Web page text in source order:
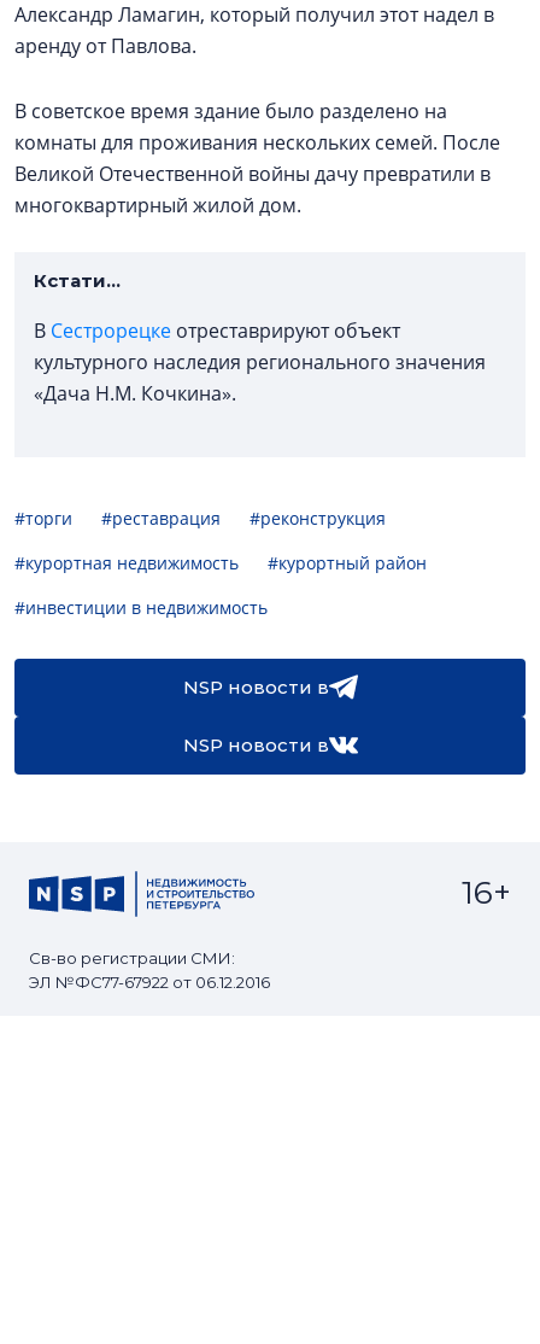
Александр Ламагин, который получил этот надел в
аренду от Павлова.
В советское время здание было разделено на
комнаты для проживания нескольких семей. После
Великой Отечественной войны дачу превратили в
многоквартирный жилой дом.
Кстати...
В Сестрорецке отреставрируют объект
культурного наследия регионального значения
«Дача Н.М. Кочкина».
#торги #реставрация
#реконструкция
#курортная недвижимость
#курортный район
#инвестиции в недвижимость
NSP новости в
NSP новости в
Св-во регистрации СМИ:
ЭЛ №ФС77-67922 от 06.12.2016
16+